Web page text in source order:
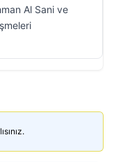
Al Sani ve